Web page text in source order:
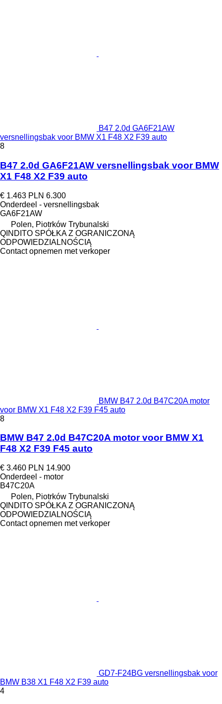
B47 2.0d GA6F21AW
versnellingsbak voor BMW X1 F48 X2 F39 auto
8
B47 2.0d GA6F21AW versnellingsbak voor BMW
X1 F48 X2 F39 auto
€ 1.463 PLN 6.300
Onderdeel - versnellingsbak
GA6F21AW
Polen, Piotrków Trybunalski
QINDITO SPÓŁKA Z OGRANICZONĄ
ODPOWIEDZIALNOŚCIĄ
Contact opnemen met verkoper
BMW B47 2.0d B47C20A motor
voor BMW X1 F48 X2 F39 F45 auto
8
BMW B47 2.0d B47C20A motor voor BMW X1
F48 X2 F39 F45 auto
€ 3.460 PLN 14.900
Onderdeel - motor
B47C20A
Polen, Piotrków Trybunalski
QINDITO SPÓŁKA Z OGRANICZONĄ
ODPOWIEDZIALNOŚCIĄ
Contact opnemen met verkoper
GD7-F24BG versnellingsbak voor
BMW B38 X1 F48 X2 F39 auto
4